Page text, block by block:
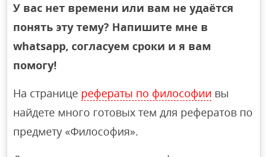
У вас нет времени или вам не удаётся
понять эту тему? Напишите мне в
whatsapp, согласуем сроки и я вам
помогу!
На странице рефераты по философии вы
найдете много готовых тем для рефератов по
предмету «Философия».